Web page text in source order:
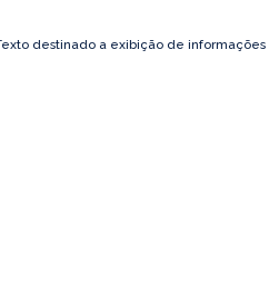
destinado a exibição de